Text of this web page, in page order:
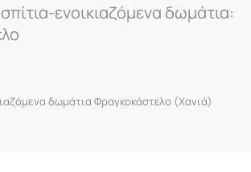
ενοικιαζόμενα δωμάτια:
δωμάτια Φραγκοκάστελο (Χανιά)